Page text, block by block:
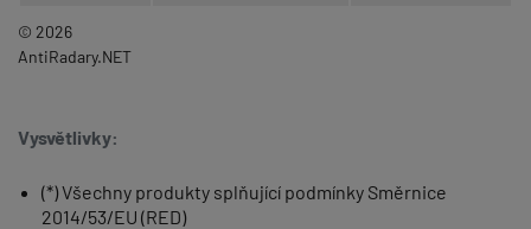
© 2026
AntiRadary.NET
Vysvětlivky:
(*) Všechny produkty splňující podmínky Směrnice
2014/53/EU (RED)